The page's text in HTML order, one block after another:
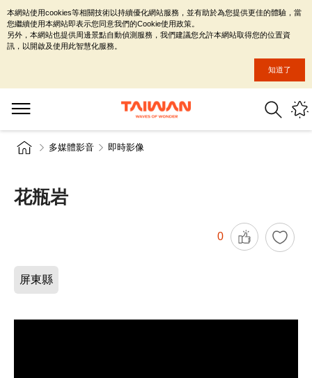
多媒體影音 即時影像
花瓶岩
0
屏東縣
本網站使用cookies等相關技術以持續優化網站服務，並有助於為您提供更佳的體驗，當
您繼續使用本網站即表示您同意我們的Cookie使用政策。
另外，本網站也提供周邊景點自動偵測服務，我們建議您允許本網站取得您的位置資
訊，以開啟及使用此智慧化服務。
知道了